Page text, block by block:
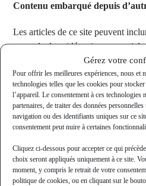
Gérez votre
Pour offrir les meilleures expériences, nous et
technologies telles que les cookies pour
l’appareil. Le consentement à ces technologies
partenaires, de traiter des données
navigation ou des identifiants uniques sur ce
consentement peut nuire à certaines
Cliquez ci-dessous pour accepter ce qui
choix seront appliqués uniquement à ce site.
moment, y compris le retrait de votre
politique de cookies, ou en cliquant sur le
Contenu embarqué depuis
Les articles de ce site peuvent
exemple des vidéos, images,
depuis d’autres sites se comporte
visiteur se rendait sur cet autre site.
Ces sites web pourraient collecter
des cookies, embarquer des outils
interactions avec ces contenus
compte connecté sur leur site web.
Utilisation et transmission de vos